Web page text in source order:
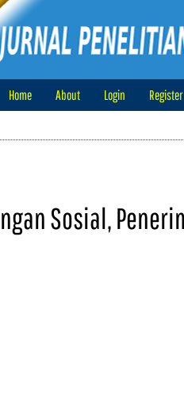
Home About Login Register
Sosial,